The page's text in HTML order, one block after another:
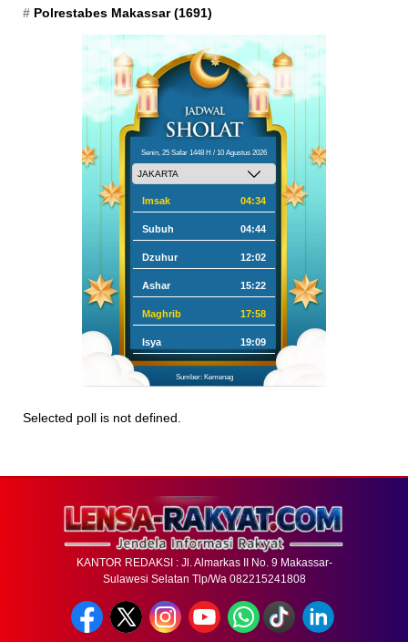
Polrestabes Makassar(1691)
Senin, 25 Safar 1448 H / 10 Agustus 2026
Imsak 04:34
Subuh 04:44
Dzuhur 12:02
Ashar 15:22
Maghrib 17:58
Isya 19:09
Sumber: Kemenag
Selected poll is not defined.
KANTOR REDAKSI : Jl. Almarkas II No. 9 Makassar-
Sulawesi Selatan Tlp/Wa 082215241808